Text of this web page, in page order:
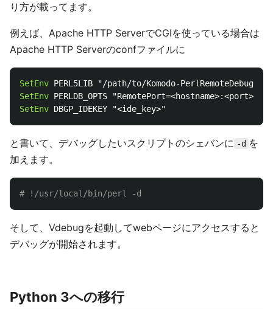
り方が載ってます。
例えば、Apache HTTP ServerでCGIを使っている場合は
Apache HTTP Serverのconfファイルに
SetEnv
SetEnv
SetEnv
と書いて、デバッグしたいスクリプトのシェバンに -d を
加えます。
# !/usr/local/bin/perl -d
そして、Vdebugを起動してwebページにアクセスすると
デバッグが開始されます。
Python 3への移行